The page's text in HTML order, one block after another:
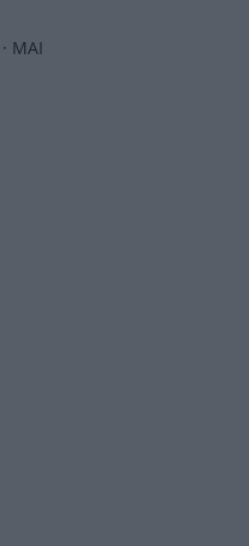
· MAI